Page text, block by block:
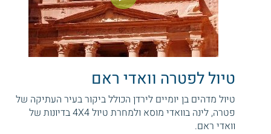
טיול לפטרה וואדי ראם
טיול מדהים בן יומיים לירדן הכולל ביקור בעיר העתיקה של
פטרה, לינה בוואדי מוסא ולמחרת טיול 4X4 בדיונות של
וואדי ראם.